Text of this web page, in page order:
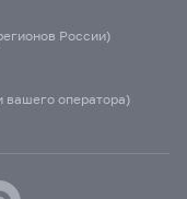
России)
вашего оператора)